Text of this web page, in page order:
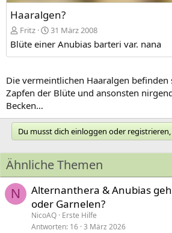
Haaralgen?
Fritz 31 März 2008
Blüte einer Anubias barteri var. nana
Die vermeintlichen Haaralgen befinden
Zapfen der Blüte und ansonsten
Becken…
Du musst dich einloggen oder
Ähnliche Themen
N
Alternanthera & Anubias
oder Garnelen?
NicoAQ Erste Hilfe
Antworten 16 3 März 2026